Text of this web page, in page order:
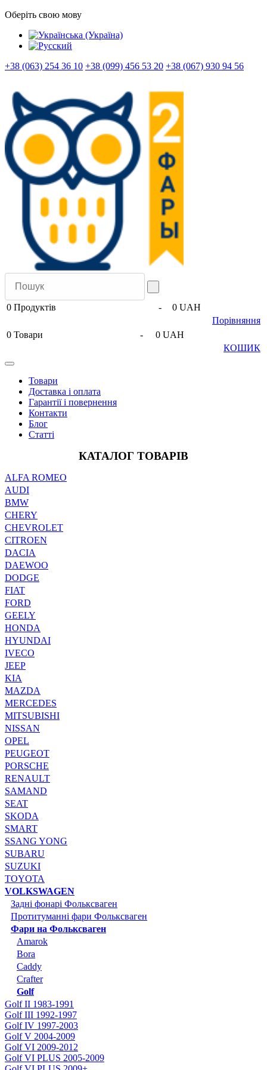
Оберіть свою мову
+38 (063) 254 36 10 +38 (099) 456 53 20 +38 (067) 930 94 56
0 Продуктів -
0 UAH
Порівняння
0 Товари -
0 UAH
КОШИК
Товари
Доставка і оплата
Гарантії і повернення
Контакти
Блог
Статті
КАТАЛОГ ТОВАРІВ
ALFA ROMEO
AUDI
BMW
CHERY
CHEVROLET
CITROEN
DACIA
DAEWOO
DODGE
FIAT
FORD
GEELY
HONDA
HYUNDAI
IVECO
JEEP
KIA
MAZDA
MERCEDES
MITSUBISHI
NISSAN
OPEL
PEUGEOT
PORSCHE
RENAULT
SAMAND
SEAT
SKODA
SMART
SSANG YONG
SUBARU
SUZUKI
TOYOTA
VOLKSWAGEN
Задні фонарі Фольксваген
Протитуманні фари Фольксваген
Фари на Фольксваген
Amarok
Bora
Caddy
Crafter
Golf
Golf II 1983-1991
Golf III 1992-1997
Golf IV 1997-2003
Golf V 2004-2009
Golf VI 2009-2012
Golf VI PLUS 2005-2009